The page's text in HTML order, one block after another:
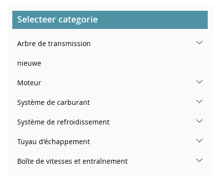
Selecteer categorie
Arbre de transmission
nieuwe
Moteur
Système de carburant
Système de refroidissement
Tuyau d'échappement
Boîte de vitesses et entraînement